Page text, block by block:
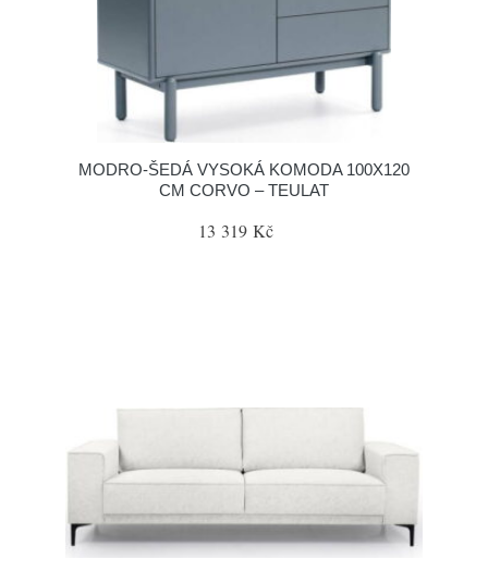
MODRO-ŠEDÁ VYSOKÁ KOMODA 100X120
CM CORVO – TEULAT
13 319 Kč